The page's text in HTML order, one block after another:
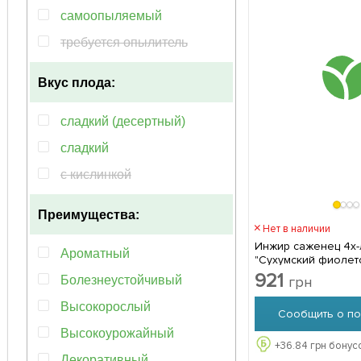
самоопыляемый
требуется опылитель
Вкус плода:
сладкий (десертный)
сладкий
с кислинкой
Преимущества:
Ароматный
Болезнеустойчивый
Высокорослый
Высокоурожайный
Нет в наличии
Инжир саженец 4х-
"Сухумский
921 грн
Сообщить о
+36.84 грн